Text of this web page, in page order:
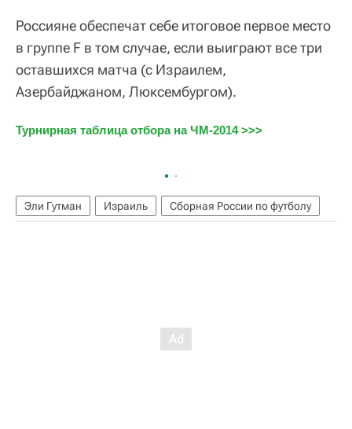
Россияне обеспечат себе итоговое первое место
в группе F в том случае, если выиграют все три
оставшихся матча (с Израилем,
Азербайджаном, Люксембургом).
Турнирная таблица отбора на ЧМ-2014 >>>
Эли Гутман Израиль Сборная России по футболу